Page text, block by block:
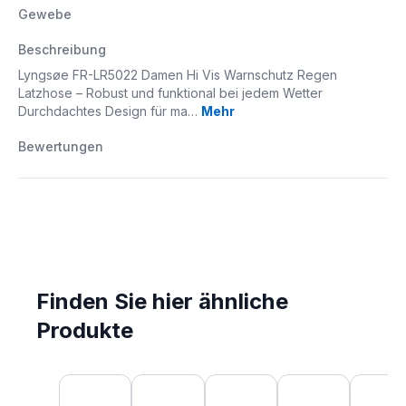
Gewebe
Beschreibung
Lyngsøe FR-LR5022 Damen Hi Vis Warnschutz Regen
Latzhose – Robust und funktional bei jedem Wetter
Durchdachtes Design für ma… Mehr
Bewertungen
Finden Sie hier ähnliche
Produkte
Produktgalerie überspringen